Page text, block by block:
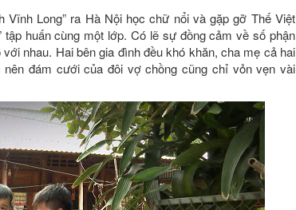
Long” ra Hà Nội học chữ nổi và gặp gỡ Thế Việt
huấn cùng một lớp. Có lẽ sự đồng cảm về số phận
nhau. Hai bên gia đình đều khó khăn, cha mẹ cả hai
đám cưới của đôi vợ chồng cũng chỉ vỏn vẹn vài